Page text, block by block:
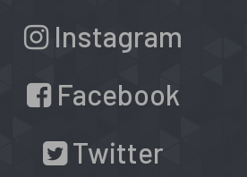
Instagram
Facebook
Twitter